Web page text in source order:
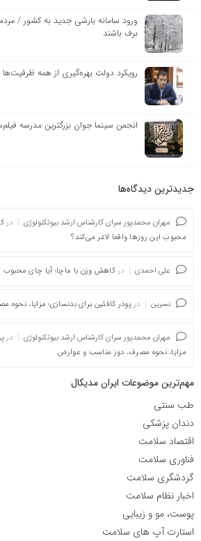
ورود سامانه بارشی جدید به کشور /
برف باشند
رویکرد دولت بهره‌گیری از همه
انجمن سینما جوان بزرگترین مدرسه
جدیدترین دیدگاه‌‌ها
مهران محمدپور سرای کارشناس ارشد بیوتکنولوژی در
محبوب این روزها واقعا لاغر می‌کند؟
علی احمدی در کاهش وزن با ماچا؛ آیا چای محبوب
نسرین در پودر کافئین برای بدنسازی؛ مزایا،
مهران محمدپور سرای کارشناس ارشد بیوتکنولوژی در
مزایا، نحوه مصرف، دوز مناسب و عوارض
مهم‌ترین موضوعات ایران مدیکال
طب سنتی
دندان پزشکی
اقتصاد سلامت
فناوری سلامت
گردشگری سلامت
اخبار نظام سلامت
پوست، مو و زیبایی
استارت آپ های سلامت